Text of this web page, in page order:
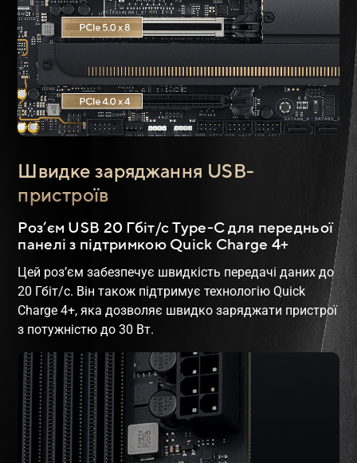
Швидке заряджання USB-
пристроїв
Роз’єм USB 20 Гбіт/с Type-C для передньої
панелі з підтримкою Quick Charge 4+
Цей роз’єм забезпечує швидкість передачі даних до
20 Гбіт/с. Він також підтримує технологію Quick
Charge 4+, яка дозволяє швидко заряджати пристрої
з потужністю до 30 Вт.